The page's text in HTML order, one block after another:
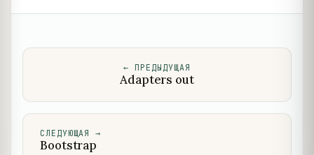
← ПРЕДЫДУЩАЯ
Adapters out
СЛЕДУЮЩАЯ →
Bootstrap